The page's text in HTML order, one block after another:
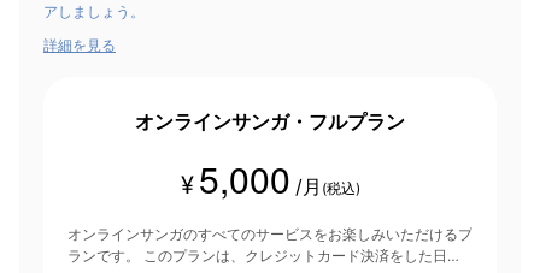
アしましょう。
詳細を見る
オンラインサンガ・フルプラン
¥ 5,000 /月 (税込)
オンラインサンガのすべてのサービスをお楽しみいただけるプ
ランです。 このプランは、クレジットカード決済をした日を